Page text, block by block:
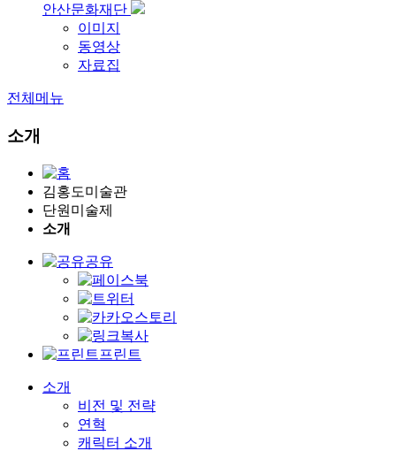
안산문화재단
이미지
동영상
자료집
전체메뉴
소개
김홍도미술관
단원미술제
소개
공유
프린트
소개
비전 및 전략
연혁
캐릭터 소개